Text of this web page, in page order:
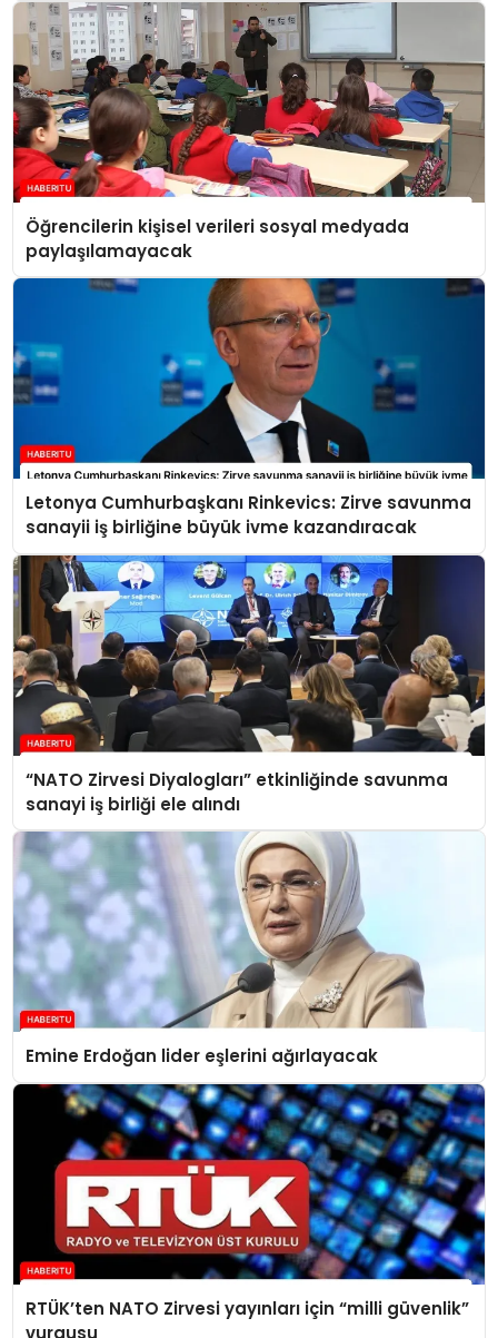
Öğrencilerin kişisel verileri sosyal medyada
paylaşılamayacak
Letonya Cumhurbaşkanı Rinkevics: Zirve savunma
sanayii iş birliğine büyük ivme kazandıracak
“NATO Zirvesi Diyalogları” etkinliğinde savunma
sanayi iş birliği ele alındı
Emine Erdoğan lider eşlerini ağırlayacak
RTÜK’ten NATO Zirvesi yayınları için “milli güvenlik”
vurgusu